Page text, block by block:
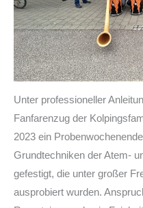
Unter professioneller
Fanfarenzug der
2023 ein
Grundtechniken der Atem-
gefestigt, die unter großer
ausprobiert wurden.